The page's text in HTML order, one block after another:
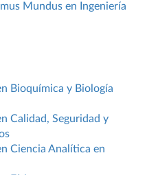
Mundus en Ingeniería
Bioquímica y Biología
Calidad, Seguridad y
Ciencia Analítica en